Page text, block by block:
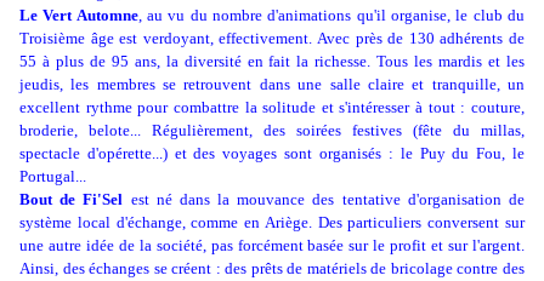
Le Vert Automne, au vu du nombre d'animations qu'il organise, le club du
Troisième âge est verdoyant, effectivement. Avec près de 130 adhérents de
55 à plus de 95 ans, la diversité en fait la richesse. Tous les mardis et les
jeudis, les membres se retrouvent dans une salle claire et tranquille, un
excellent rythme pour combattre la solitude et s'intéresser à tout : couture,
broderie, belote... Régulièrement, des soirées festives (fête du millas,
spectacle d'opérette...) et des voyages sont organisés : le Puy du Fou, le
Portugal...
Bout de Fi'Sel est né dans la mouvance des tentative d'organisation de
système local d'échange, comme en Ariège. Des particuliers conversent sur
une autre idée de la société, pas forcément basée sur le profit et sur l'argent.
Ainsi, des échanges se créent : des prêts de matériels de bricolage contre des